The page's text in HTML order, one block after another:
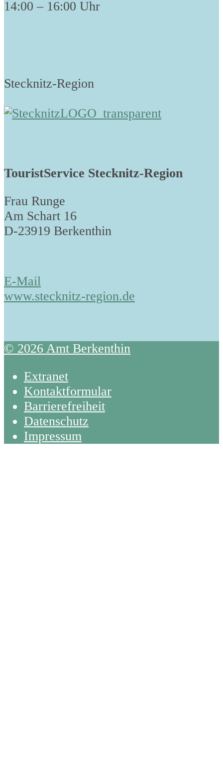
14:00 – 16:00 Uhr
Stecknitz-Region
TouristService Stecknitz-Region
Frau Runge
Am Schart 16
D-23919 Berkenthin
E-Mail
www.stecknitz-region.de
© 2026 Amt Berkenthin
Extranet
Kontaktformular
Barrierefreiheit
Datenschutz
Impressum